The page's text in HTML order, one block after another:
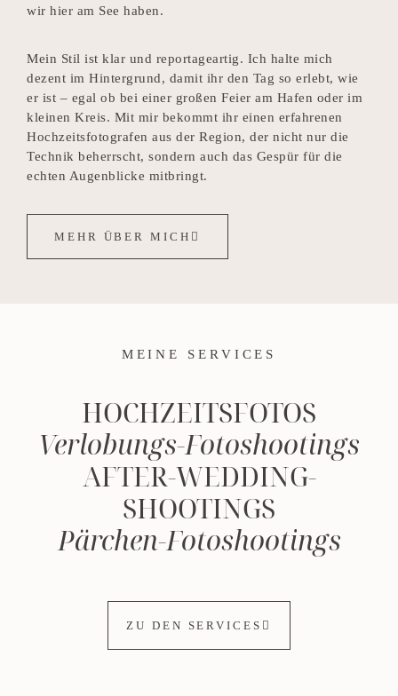
wir hier am See haben.
Mein Stil ist klar und reportageartig. Ich halte mich
dezent im Hintergrund, damit ihr den Tag so erlebt, wie
er ist – egal ob bei einer großen Feier am Hafen oder im
kleinen Kreis. Mit mir bekommt ihr einen erfahrenen
Hochzeitsfotografen aus der Region, der nicht nur die
Technik beherrscht, sondern auch das Gespür für die
echten Augenblicke mitbringt.
MEHR ÜBER MICH
MEINE SERVICES
HOCHZEITSFOTOS
Verlobungs-Fotoshootings
AFTER-WEDDING-
SHOOTINGS
Pärchen-Fotoshootings
ZU DEN SERVICES